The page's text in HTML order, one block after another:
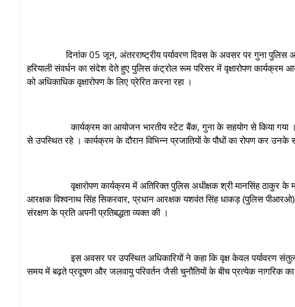
दिनांक 05 जून, अंतरराष्ट्रीय पर्यावरण दिवस के अवसर पर गुना पुलिस अधीक्षक
हरियाली संवर्धन का संदेश देते हुए पुलिस कंट्रोल रूम परिसर में वृक्षारोपण कार्यक्रम
को अधिकाधिक वृक्षारोपण के लिए प्रेरित करना रहा ।
कार्यक्रम का आयोजन भारतीय स्टेट बैंक, गुना के सहयोग से किया गया ।
से उपस्थित रहे । कार्यक्रम के दौरान विभिन्न प्रजातियों के पौधों का रोपण कर
वृक्षारोपण कार्यक्रम में अतिरिक्त पुलिस अधीक्षक श्री मानसिंह ठाकुर के
आरक्षक विश्वनाथ सिंह सिकरवार, प्रधान आरक्षक यशवंत सिंह धाकड़ (पुलिस पीआरओ)
संरक्षण के प्रति अपनी प्रतिबद्धता व्यक्त की ।
इस अवसर पर उपस्थित अधिकारियों ने कहा कि वृक्ष केवल पर्यावरण संतुलन
समय में बढ़ते प्रदूषण और जलवायु परिवर्तन जैसी चुनौतियों के बीच प्रत्येक नागरिक